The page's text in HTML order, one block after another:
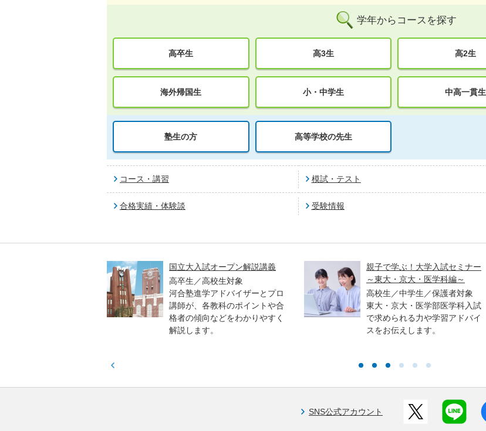
学年からコースを探す
高卒生 高3生 高2生
海外帰国生 小・中学生 中高一貫生
塾生の方 高等学校の先生
コース・講習 模試・テスト
合格実績・体験談 受験情報
国立大入試オープン解説講義
高卒生／高校生対象
河合塾進学アドバイザーとプロ
講師が、各教科のポイントや合
格者の傾向などをわかりやすく
解説します。
親子で学ぶ！大学入試セミナー
～東大・京大・医学科編～
高校生／中学生／保護者対象
東大・京大・医学部医学科入試
で求められる力や学習アドバイ
スをお伝えします。
SNS公式アカウント